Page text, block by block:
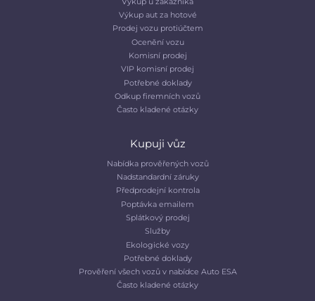
Výkup aut za hotové
Prodej vozu protiúčtem
Ocenění vozu
Komisní prodej
VIP komisní prodej
Potřebné doklady
Odkup firemních vozů
Často kladené otázky
Kupuji vůz
Nabídka prověřených vozů
Nadstandardní záruky
Předprodejní kontrola
Poptávka emailem
Splátkový prodej
Služby
Ekologické vozy
Potřebné doklady
Prověření všech vozů v nabídce Auto ESA
Často kladené otázky